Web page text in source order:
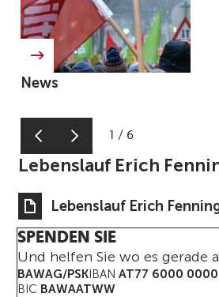
News
1 / 6
Lebenslauf Erich
Lebenslauf Erich
SPENDEN SIE
Und helfen Sie wo es gerade
BAWAG/PSKIBAN AT77 6000
BIC BAWAATWW